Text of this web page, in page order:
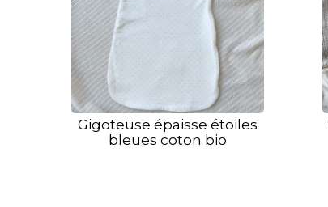
Gigoteuse épaisse étoiles
bleues coton bio